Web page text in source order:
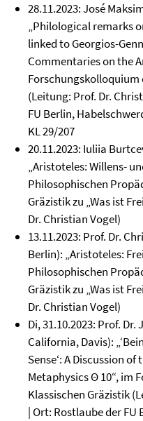
28.11.2023: José
„Philological remarks
linked to Georgios-
Commentaries on the
Forschungskolloquium
(Leitung: Prof. Dr.
FU Berlin,
KL 29/207
20.11.2023: Iuliia
„Aristoteles: Willens-
Philosophischen
Gräzistik zu „Was ist
Dr. Christian Vogel)
13.11.2023: Prof. Dr.
Berlin): „Aristoteles:
Philosophischen
Gräzistik zu „Was ist
Dr. Christian Vogel)
Di, 31.10.2023: Prof.
California, Davis):
Sense‘: A Discussion
Metaphysics Θ 10“, im
Klassischen Gräzistik
| Ort: Rostlaube der FU